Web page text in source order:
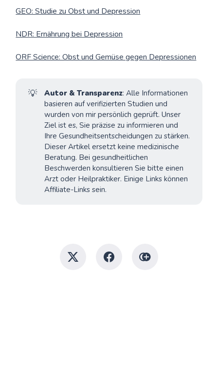
GEO: Studie zu Obst und Depression
NDR: Ernährung bei Depression
ORF Science: Obst und Gemüse gegen Depressionen
💡 Autor & Transparenz: Alle Informationen
basieren auf verifizierten Studien und
wurden von mir persönlich geprüft. Unser
Ziel ist es, Sie präzise zu informieren und
Ihre Gesundheitsentscheidungen zu stärken.
Dieser Artikel ersetzt keine medizinische
Beratung. Bei gesundheitlichen
Beschwerden konsultieren Sie bitte einen
Arzt oder Heilpraktiker. Einige Links können
Affiliate-Links sein.